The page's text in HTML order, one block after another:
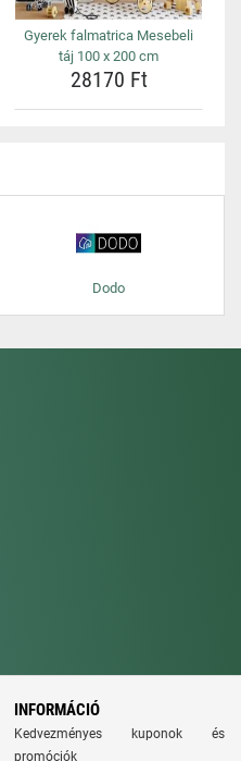
Gyerek falmatrica Mesebeli
táj 100 x 200 cm
28170 Ft
Dodo
INFORMÁCIÓ
Kedvezményes kuponok és
promóciók